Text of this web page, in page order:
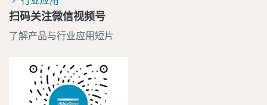
扫码关注微信视频号
了解产品与行业应用短片